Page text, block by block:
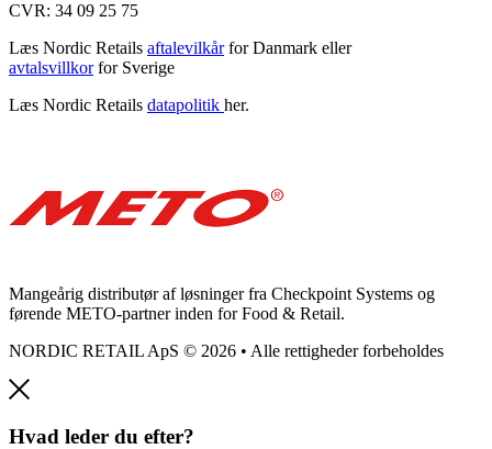
CVR: 34 09 25 75
Læs Nordic Retails aftalevilkårfor Danmark eller
avtalsvillkorfor Sverige
Læs Nordic Retails datapolitik her.
Mangeårig distributør af løsninger fra Checkpoint Systems og
førende METO-partner inden for Food & Retail.
NORDIC RETAIL ApS © 2026 • Alle rettigheder forbeholdes
Hvad leder du efter?